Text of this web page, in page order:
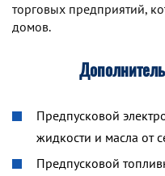
торговых предприятий,
домов.
Предпусковой
жидкости и масла от
Предпусковой